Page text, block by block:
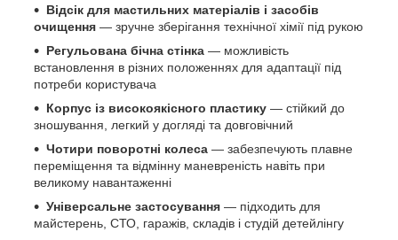
Відсік для мастильних матеріалів і засобів
очищення — зручне зберігання технічної хімії під рукою
Регульована бічна стінка — можливість
встановлення в різних положеннях для адаптації під
потреби користувача
Корпус із високоякісного пластику — стійкий до
зношування, легкий у догляді та довговічний
Чотири поворотні колеса — забезпечують плавне
переміщення та відмінну маневреність навіть при
великому навантаженні
Універсальне застосування — підходить для
майстерень, СТО, гаражів, складів і студій детейлінгу